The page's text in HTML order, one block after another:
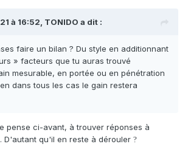
à 16:52, TONIDO a dit :
faire un bilan ? Du style en additionnant
» facteurs que tu auras trouvé
mesurable, en portée ou en pénétration
dans tous les cas le gain restera
pense ci-avant, à trouver réponses à
D'autant qu'il en reste à dérouler ?